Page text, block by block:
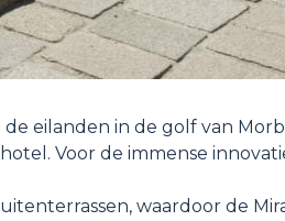
eilanden in de golf van
Voor de immense
waardoor de